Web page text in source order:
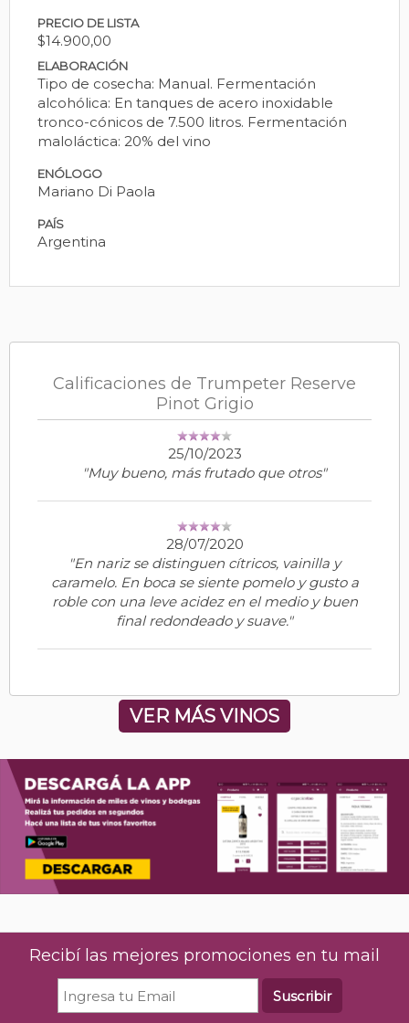
PRECIO DE LISTA
$14.900,00
ELABORACIÓN
Tipo de cosecha: Manual. Fermentación
alcohólica: En tanques de acero inoxidable
tronco-cónicos de 7.500 litros. Fermentación
maloláctica: 20% del vino
ENÓLOGO
Mariano Di Paola
PAÍS
Argentina
Calificaciones de Trumpeter Reserve
Pinot Grigio
25/10/2023
"Muy bueno, más frutado que otros"
28/07/2020
"En nariz se distinguen cítricos, vainilla y
caramelo. En boca se siente pomelo y gusto a
roble con una leve acidez en el medio y buen
final redondeado y suave."
VER MÁS VINOS
Recibí las mejores promociones en tu mail
Suscribir